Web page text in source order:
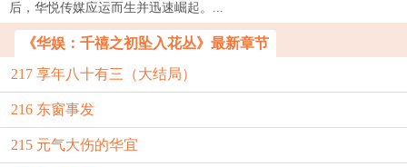
后，华悦传媒应运而生并迅速崛起。...
《华娱：千禧之初坠入花丛》最新章节
217 享年八十有三（大结局）
216 东窗事发
215 元气大伤的华宜